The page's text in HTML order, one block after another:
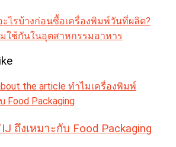
ะไรบ้างก่อนซื้อเครื่องพิมพ์วันที่ผลิต?
ใช้กันในอุตสาหกรรมอาหาร
ถึงเหมาะกับ Food Packaging